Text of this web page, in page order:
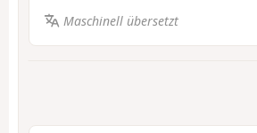
Maschinell übersetzt